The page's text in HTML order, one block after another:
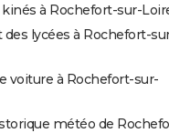
à Rochefort-sur-
lycées à Rochefort-
voiture à Rochefort-sur-
météo de